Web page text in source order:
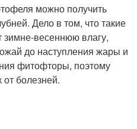
можно получить
Дело в том, что такие
зимне-весеннюю влагу,
до наступления жары и
фитофторы, поэтому
от болезней.